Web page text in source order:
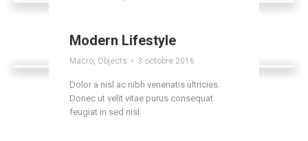
Modern Lifestyle
Macro, Objects 3 octobre 2016
Dolor a nisl ac nibh venenatis ultricies.
Donec ut velit vitae purus consequat
feugiat in sed nisl.